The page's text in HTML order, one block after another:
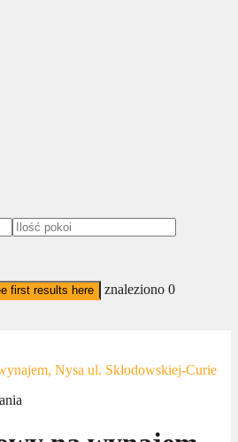
first results here znaleziono 0
Nysa ul. Skłodowskiej-Curie